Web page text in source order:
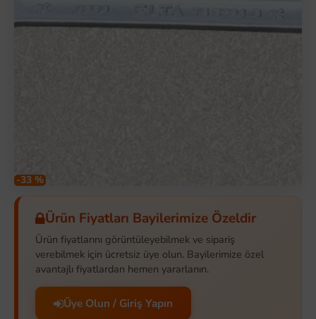
-33 %
Ürün Fiyatları Bayilerimize Özeldir
Ürün fiyatlarını görüntüleyebilmek ve sipariş
verebilmek için ücretsiz üye olun. Bayilerimize özel
avantajlı fiyatlardan hemen yararlanın.
Üye Olun / Giriş Yapın